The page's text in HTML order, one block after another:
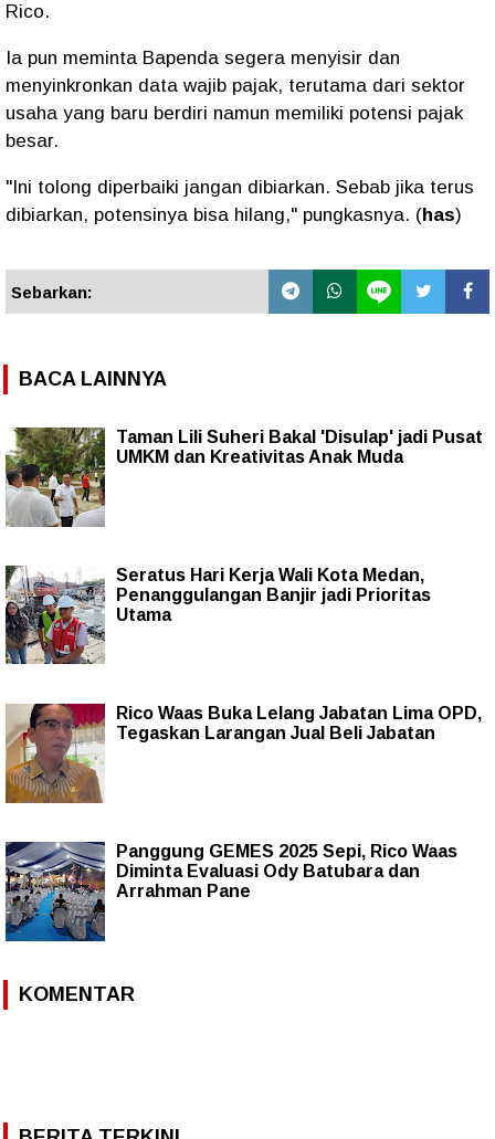
Rico.
Ia pun meminta Bapenda segera menyisir dan
menyinkronkan data wajib pajak, terutama dari sektor
usaha yang baru berdiri namun memiliki potensi pajak
besar.
"Ini tolong diperbaiki jangan dibiarkan. Sebab jika terus
dibiarkan, potensinya bisa hilang," pungkasnya. (has)
Sebarkan:
BACA LAINNYA
Taman Lili Suheri Bakal 'Disulap' jadi Pusat
UMKM dan Kreativitas Anak Muda
Seratus Hari Kerja Wali Kota Medan,
Penanggulangan Banjir jadi Prioritas
Utama
Rico Waas Buka Lelang Jabatan Lima OPD,
Tegaskan Larangan Jual Beli Jabatan
Panggung GEMES 2025 Sepi, Rico Waas
Diminta Evaluasi Ody Batubara dan
Arrahman Pane
KOMENTAR